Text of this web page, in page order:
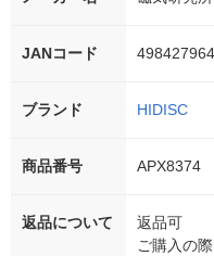
JANコード
ブランド HIDISC
商品番号 APX8374
返品について
返品可
ご購入の